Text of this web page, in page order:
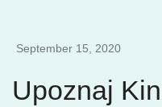
September 15, 2020
Upoznaj